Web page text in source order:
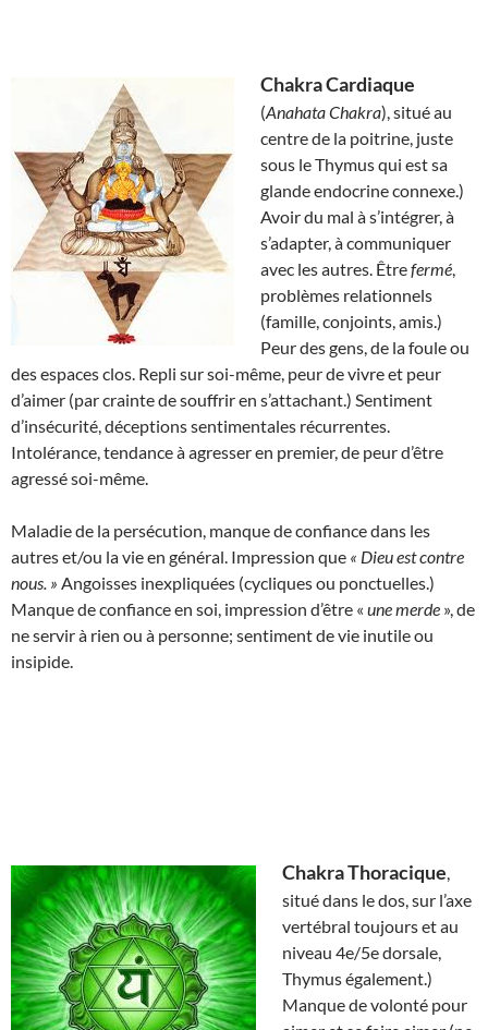
Chakra Cardiaque
(Anahata Chakra), situé au
centre de la poitrine, juste
sous le Thymus qui est sa
glande endocrine connexe.)
Avoir du mal à s’intégrer, à
s’adapter, à communiquer
avec les autres. Êtrefermé,
problèmes relationnels
(famille, conjoints, amis.)
Peur des gens, de la foule ou
des espaces clos. Repli sur soi-même, peur de vivre et peur
d’aimer (par crainte de souffrir en s’attachant.) Sentiment
d’insécurité, déceptions sentimentales récurrentes.
Intolérance, tendance à agresser en premier, de peur d’être
agressé soi-même.
Maladie de la persécution, manque de confiance dans les
autres et/ou la vie en général. Impression que « Dieu est contre
nous. » Angoisses inexpliquées (cycliques ou ponctuelles.)
Manque de confiance en soi, impression d’être « une merde », de
ne servir à rien ou à personne; sentiment de vie inutile ou
insipide.
Chakra Thoracique,
situé dans le dos, sur l’axe
vertébral toujours et au
niveau 4e/5e dorsale,
Thymus également.)
Manque de volonté pour